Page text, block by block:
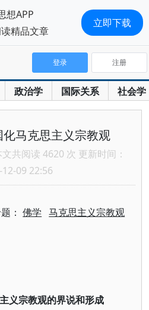
政治学 国际关系 社会学
登录 注册
马克思主义宗教观
共阅读 4620 次 更新时间：
09 22:56
题：佛学 马克思主义宗教观
义宗教观的界说和形成
想APP
精品文章
立即下载